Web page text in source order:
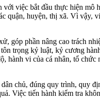
với việc bắt đầu thực hiện mô
quận, huyện, thị xã. Vì vậy,
góp phần nâng cao trách
trọng kỷ luật, kỷ cương
hành vi của cá nhân, tổ chức
chủ, đúng quy trình, quy
Việc tiến hành kiểm tra